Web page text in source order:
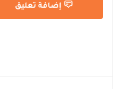
إضافة تعليق